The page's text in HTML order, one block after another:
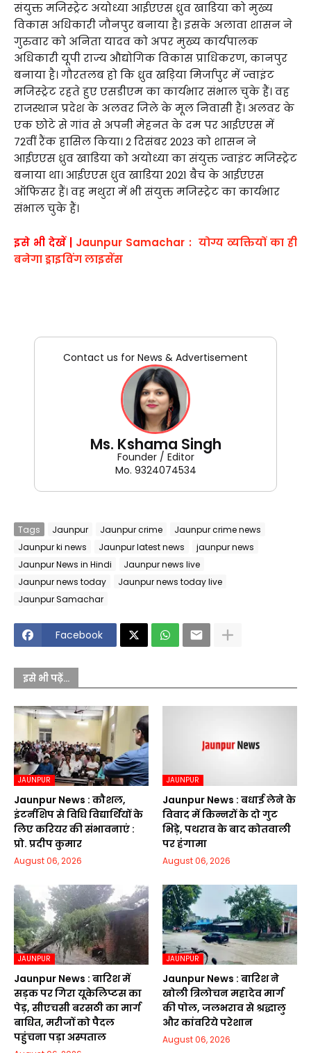
संयुक्त मजिस्ट्रेट अयोध्या आईएएस ध्रुव खाडिया को मुख्य
विकास अधिकारी जौनपुर बनाया है। इसके अलावा शासन ने
गुरुवार को अनिता यादव को अपर मुख्य कार्यपालक
अधिकारी यूपी राज्य औद्योगिक विकास प्राधिकरण, कानपुर
बनाया है। गौरतलब हो कि ध्रुव खड़िया मिर्जापुर में ज्वाइंट
मजिस्ट्रेट रहते हुए एसडीएम का कार्यभार संभाल चुके हैं। वह
राजस्थान प्रदेश के अलवर जिले के मूल निवासी हैं। अलवर के
एक छोटे से गांव से अपनी मेहनत के दम पर आईएएस में
72वीं रैंक हासिल किया। 2 दिसंबर 2023 को शासन ने
आईएएस ध्रुव खाडिया को अयोध्या का संयुक्त ज्वाइंट मजिस्ट्रेट
बनाया था। आईएएस ध्रुव खाडिया 2021 बैच के आईएएस
ऑफिसर हैं। वह मथुरा में भी संयुक्त मजिस्ट्रेट का कार्यभार
संभाल चुके हैं।
इसे भी देखें | Jaunpur Samachar : योग्य व्यक्तियों का ही
बनेगा ड्राइविंग लाइसेंस
Contact us for News & Advertisement
Ms. Kshama Singh
Founder / Editor
Mo. 9324074534
Tags Jaunpur Jaunpur crime
Jaunpur crime news
Jaunpur ki news
Jaunpur latest news
jaunpur news
Jaunpur News in Hindi
Jaunpur news live
Jaunpur news today
Jaunpur news today live
Jaunpur Samachar
Facebook
इसे भी पढ़ें...
JAUNPUR
Jaunpur News : कौशल,
इंटर्नशिप से विधि विद्यार्थियों के
लिए करियर की संभावनाएं :
प्रो. प्रदीप कुमार
August 06, 2026
JAUNPUR
Jaunpur News : बधाई लेने के
विवाद में किन्नरों के दो गुट
भिड़े, पथराव के बाद कोतवाली
पर हंगामा
August 06, 2026
JAUNPUR
Jaunpur News : बारिश में
सड़क पर गिरा यूकेलिप्टस का
पेड़, सीएचसी बरसठी का मार्ग
बाधित, मरीजों को पैदल
पहुंचना पड़ा अस्पताल
JAUNPUR
Jaunpur News : बारिश ने
खोली त्रिलोचन महादेव मार्ग
की पोल, जलभराव से श्रद्धालु
और कांवरिये परेशान
August 06, 2026